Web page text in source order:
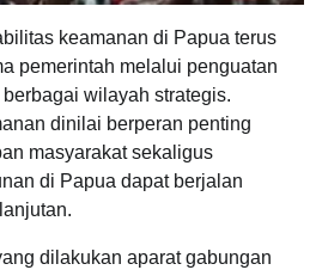
keamanan di Papua terus
pemerintah melalui penguatan
wilayah strategis.
dinilai berperan penting
masyarakat sekaligus
di Papua dapat berjalan
dilakukan aparat gabungan